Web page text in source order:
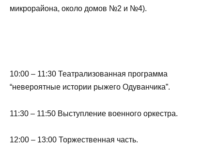
микрорайона, около домов №2 и №4).
10:00 – 11:30 Театрализованная программа
“невероятные истории рыжего Одуванчика”.
11:30 – 11:50 Выступление военного оркестра.
12:00 – 13:00 Торжественная часть.